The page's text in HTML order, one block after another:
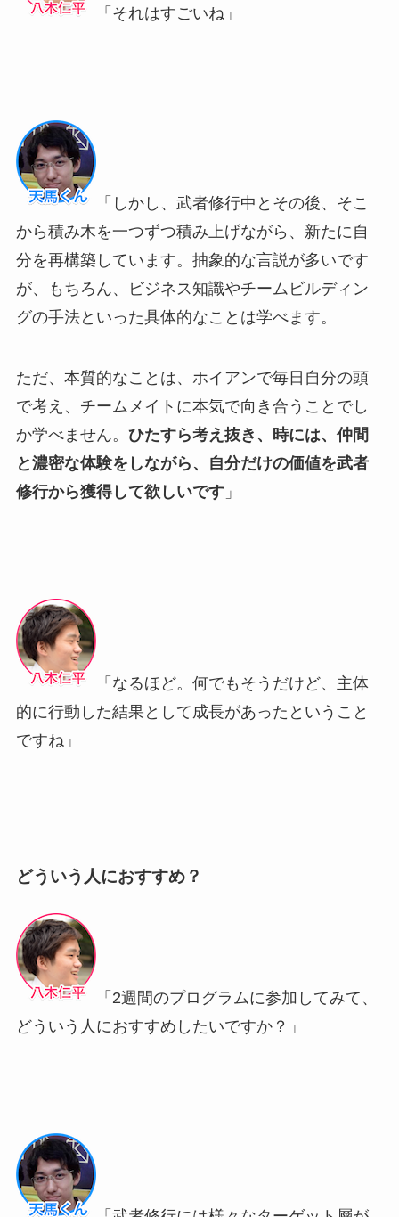
「それはすごいね」
「しかし、武者修行中とその後、そこ
から積み木を一つずつ積み上げながら、新たに自
分を再構築しています。抽象的な言説が多いです
が、もちろん、ビジネス知識やチームビルディン
グの手法といった具体的なことは学べます。
ただ、本質的なことは、ホイアンで毎日自分の頭
で考え、チームメイトに本気で向き合うことでし
か学べません。 ひたすら考え抜き、時には、仲間
と濃密な体験をしながら、自分だけの価値を武者
修行から獲得して欲しいです」
「なるほど。何でもそうだけど、主体
的に行動した結果として成長があったということ
ですね」
どういう人におすすめ？
「2週間のプログラムに参加してみて、
どういう人におすすめしたいですか？」